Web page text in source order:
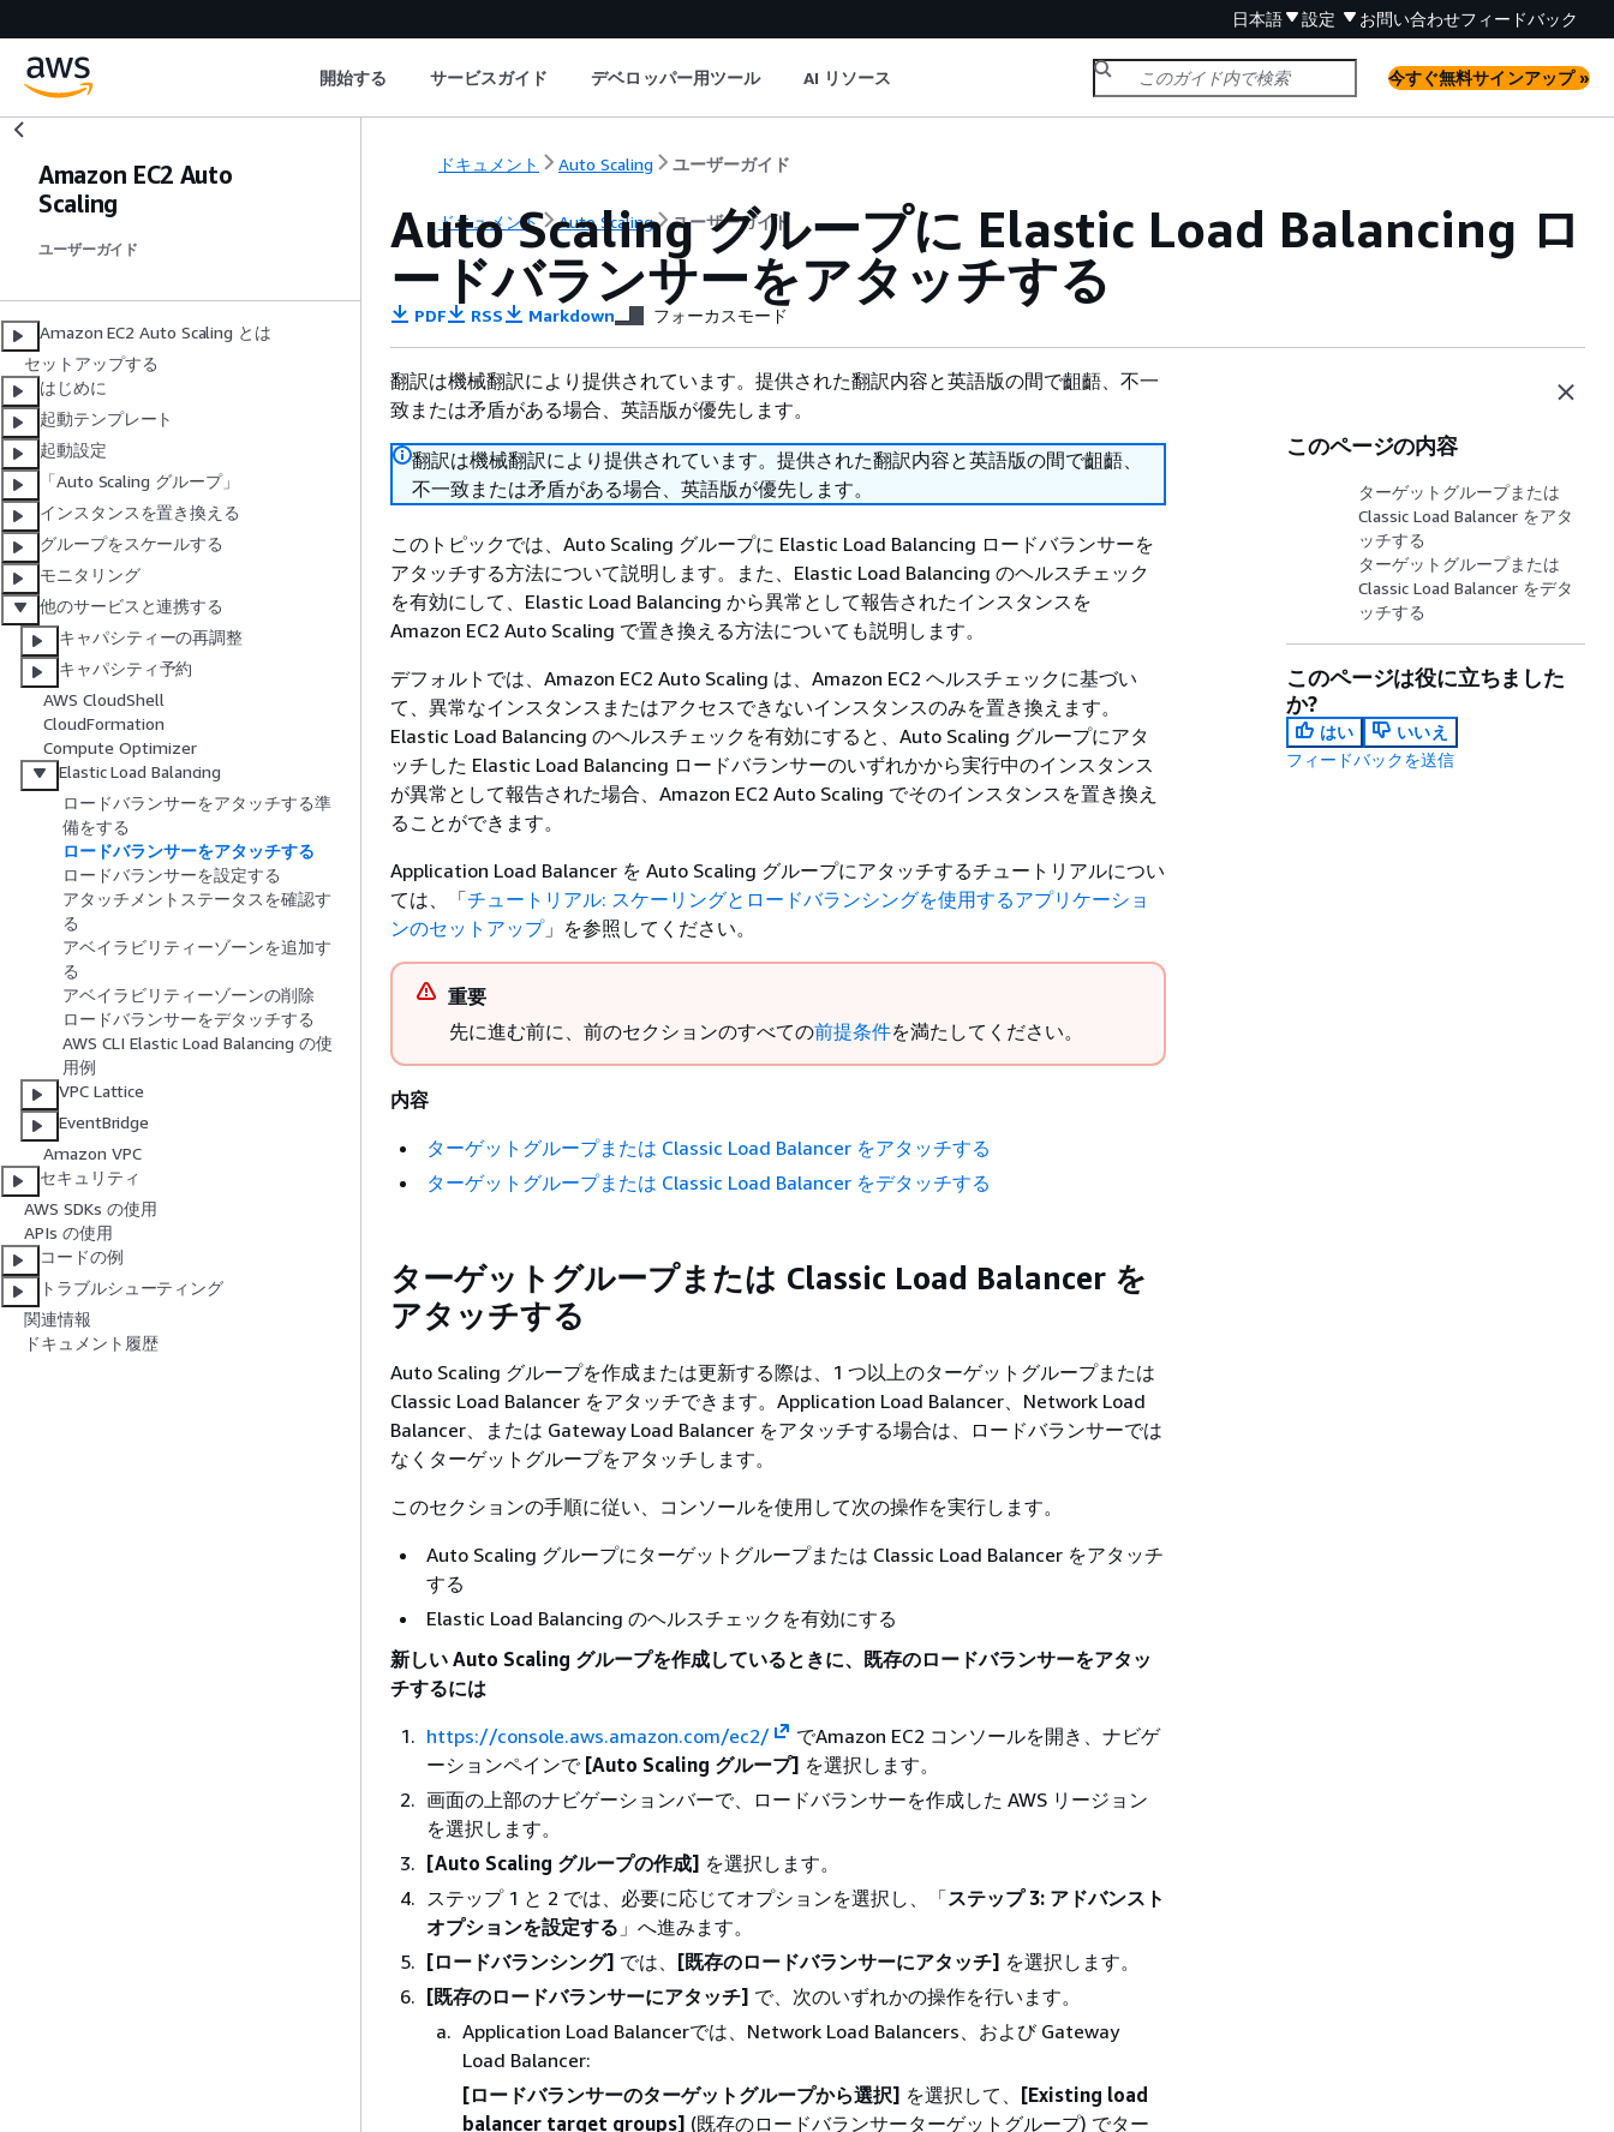
日本語 設定 お問い合わせフィードバック
開始する サービスガイド デベロッパー用ツール AI リソース 今すぐ無料サインアップ »
Amazon EC2 Auto
Scaling
ユーザーガイド
Amazon EC2 Auto Scaling とは
セットアップする
はじめに
起動テンプレート
起動設定
「Auto Scaling グループ」
インスタンスを置き換える
グループをスケールする
モニタリング
他のサービスと連携する
キャパシティーの再調整
キャパシティ予約
AWS CloudShell
CloudFormation
Compute Optimizer
Elastic Load Balancing
ロードバランサーをアタッチする準
備をする
ロードバランサーをアタッチする
ロードバランサーを設定する
アタッチメントステータスを確認す
る
アベイラビリティーゾーンを追加す
る
アベイラビリティーゾーンの削除
ロードバランサーをデタッチする
AWS CLI Elastic Load Balancing の使
用例
VPC Lattice
EventBridge
Amazon VPC
セキュリティ
AWS SDKs の使用
APIs の使用
コードの例
トラブルシューティング
関連情報
ドキュメント履歴
ドキュメント Auto Scaling ユーザーガイド
ドキュメント Auto Scaling ユーザーガイド
Auto Scaling グループに Elastic Load Balancing ロ
ードバランサーをアタッチする
PDF RSS Markdown フォーカスモード
翻訳は機械翻訳により提供されています。提供された翻訳内容と英語版の間で齟齬、不一
致または矛盾がある場合、英語版が優先します。
翻訳は機械翻訳により提供されています。提供された翻訳内容と英語版の間で齟齬、
不一致または矛盾がある場合、英語版が優先します。
このトピックでは、Auto Scaling グループに Elastic Load Balancing ロードバランサーを
アタッチする方法について説明します。また、Elastic Load Balancing のヘルスチェック
を有効にして、Elastic Load Balancing から異常として報告されたインスタンスを
Amazon EC2 Auto Scaling で置き換える方法についても説明します。
デフォルトでは、Amazon EC2 Auto Scaling は、Amazon EC2 ヘルスチェックに基づい
て、異常なインスタンスまたはアクセスできないインスタンスのみを置き換えます。
Elastic Load Balancing のヘルスチェックを有効にすると、Auto Scaling グループにアタ
ッチした Elastic Load Balancing ロードバランサーのいずれかから実行中のインスタンス
が異常として報告された場合、Amazon EC2 Auto Scaling でそのインスタンスを置き換え
ることができます。
Application Load Balancer を Auto Scaling グループにアタッチするチュートリアルについ
ては、「チュートリアル: スケーリングとロードバランシングを使用するアプリケーショ
ンのセットアップ」を参照してください。
重要
先に進む前に、前のセクションのすべての前提条件を満たしてください。
内容
ターゲットグループまたは Classic Load Balancer をアタッチする
ターゲットグループまたは Classic Load Balancer をデタッチする
ターゲットグループまたは Classic Load Balancer を
アタッチする
Auto Scaling グループを作成または更新する際は、1 つ以上のターゲットグループまたは
Classic Load Balancer をアタッチできます。Application Load Balancer、Network Load
Balancer、または Gateway Load Balancer をアタッチする場合は、ロードバランサーでは
なくターゲットグループをアタッチします。
このセクションの手順に従い、コンソールを使用して次の操作を実行します。
Auto Scaling グループにターゲットグループまたは Classic Load Balancer をアタッチ
する
Elastic Load Balancing のヘルスチェックを有効にする
新しい Auto Scaling グループを作成しているときに、既存のロードバランサーをアタッ
チするには
https://console.aws.amazon.com/ec2/
でAmazon EC2 コンソールを開き、ナビゲ
ーションペインで [Auto Scaling グループ] を選択します。
画面の上部のナビゲーションバーで、ロードバランサーを作成した AWS リージョン
を選択します。
[Auto Scaling グループの作成] を選択します。
ステップ 1 と 2 では、必要に応じてオプションを選択し、「ステップ 3: アドバンスト
オプションを設定する 」へ進みます。
[ロードバランシング] では、 [既存のロードバランサーにアタッチ] を選択します。
[既存のロードバランサーにアタッチ] で、次のいずれかの操作を行います。
Application Load Balancerでは、Network Load Balancers、および Gateway
Load Balancer:
[ロードバランサーのターゲットグループから選択] を選択して、 [Existing load
balancer target groups] (既存のロードバランサーターゲットグループ) でター
このページの内容
ターゲットグループまたは
Classic Load Balancer をアタ
ッチする
ターゲットグループまたは
Classic Load Balancer をデタ
ッチする
このページは役に立ちました
か?
はい
いいえ
フィードバックを送信